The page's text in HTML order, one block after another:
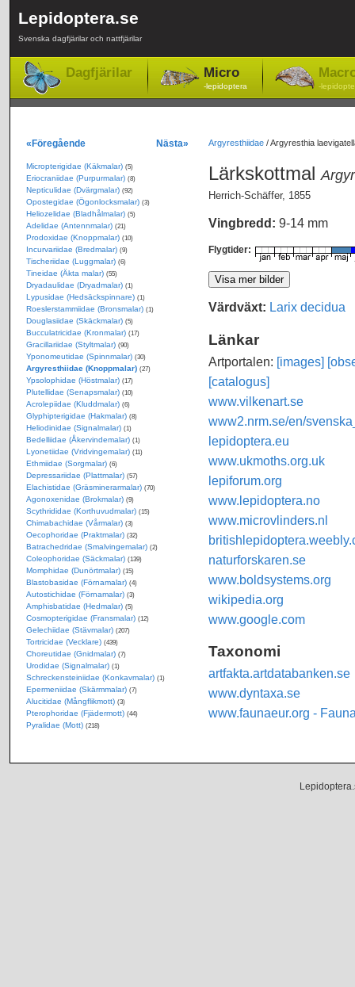
Lepidoptera.se
Svenska dagfjärilar och nattfjärilar
Dagfjärilar Micro
-lepidoptera -
Argyresthiidae/Argyresthia
Lärkskottmal
Herrich-Schäffer, 1855
Vingbredd: 9-14 mm
Flygtider:
Värdväxt: Larix decidua
Länkar
Artportalen: [images]
[catalogus]
www.vilkenart.se
www2.nrm.se/en/
lepidoptera.eu
www.ukmoths.org.uk
lepiforum.org
www.lepidoptera.no
www.microvlinders.nl
naturforskaren.se
www.boldsystems.org
wikipedia.org
www.google.com
Taxonomi
artfakta.artdatabanken.se
www.dyntaxa.se
www.faunaeur.org -
«Föregående Nästa»
Micropterigidae (Käkmalar) (5)
Eriocraniidae (Purpurmalar) (8)
Nepticulidae (Dvärgmalar) (92)
Opostegidae (Ögonlocksmalar) (3)
Heliozelidae (Bladhålmalar) (5)
Adelidae (Antennmalar) (21)
Prodoxidae (Knoppmalar) (10)
Incurvariidae (Bredmalar) (9)
Tischeriidae (Luggmalar) (6)
Tineidae (Äkta malar) (55)
Dryadaulidae (Dryadmalar) (1)
Lypusidae (Hedsäckspinnare) (1)
Roeslerstammiidae (Bronsmalar) (1)
Douglasiidae (Skäckmalar) (5)
Bucculatricidae (Kronmalar) (17)
Gracillariidae (Styltmalar) (90)
Yponomeutidae (Spinnmalar) (30)
Argyresthiidae (Knoppmalar) (27)
Ypsolophidae (Höstmalar) (17)
Plutellidae (Senapsmalar) (10)
Acrolepiidae (Kluddmalar) (6)
Glyphipterigidae (Hakmalar) (8)
Heliodinidae (Signalmalar) (1)
Bedelliidae (Åkervindemalar) (1)
Lyonetiidae (Vridvingemalar) (11)
Ethmiidae (Sorgmalar) (6)
Depressariidae (Plattmalar) (57)
Elachistidae (Gräsminerarmalar) (70)
Agonoxenidae (Brokmalar) (9)
Scythrididae (Korthuvudmalar) (15)
Chimabachidae (Vårmalar) (3)
Oecophoridae (Praktmalar) (32)
Batrachedridae (Smalvingemalar) (2)
Coleophoridae (Säckmalar) (139)
Momphidae (Dunörtmalar) (15)
Blastobasidae (Förnamalar) (4)
Autostichidae (Förnamalar) (3)
Amphisbatidae (Hedmalar) (5)
Cosmopterigidae (Fransmalar) (12)
Gelechiidae (Stävmalar) (207)
Tortricidae (Vecklare) (439)
Choreutidae (Gnidmalar) (7)
Urodidae (Signalmalar) (1)
Schreckensteiniidae (Konkavmalar) (1)
Epermeniidae (Skärmmalar) (7)
Alucitidae (Mångflikmott) (3)
Pterophoridae (Fjädermott) (44)
Pyralidae (Mott) (218)